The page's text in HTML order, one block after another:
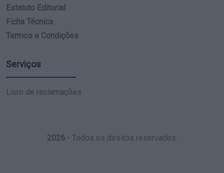
Estatuto Editorial
Ficha Técnica
Termos e Condições
Serviços
Livro de reclamações
2026- Todos os direitos reservados.